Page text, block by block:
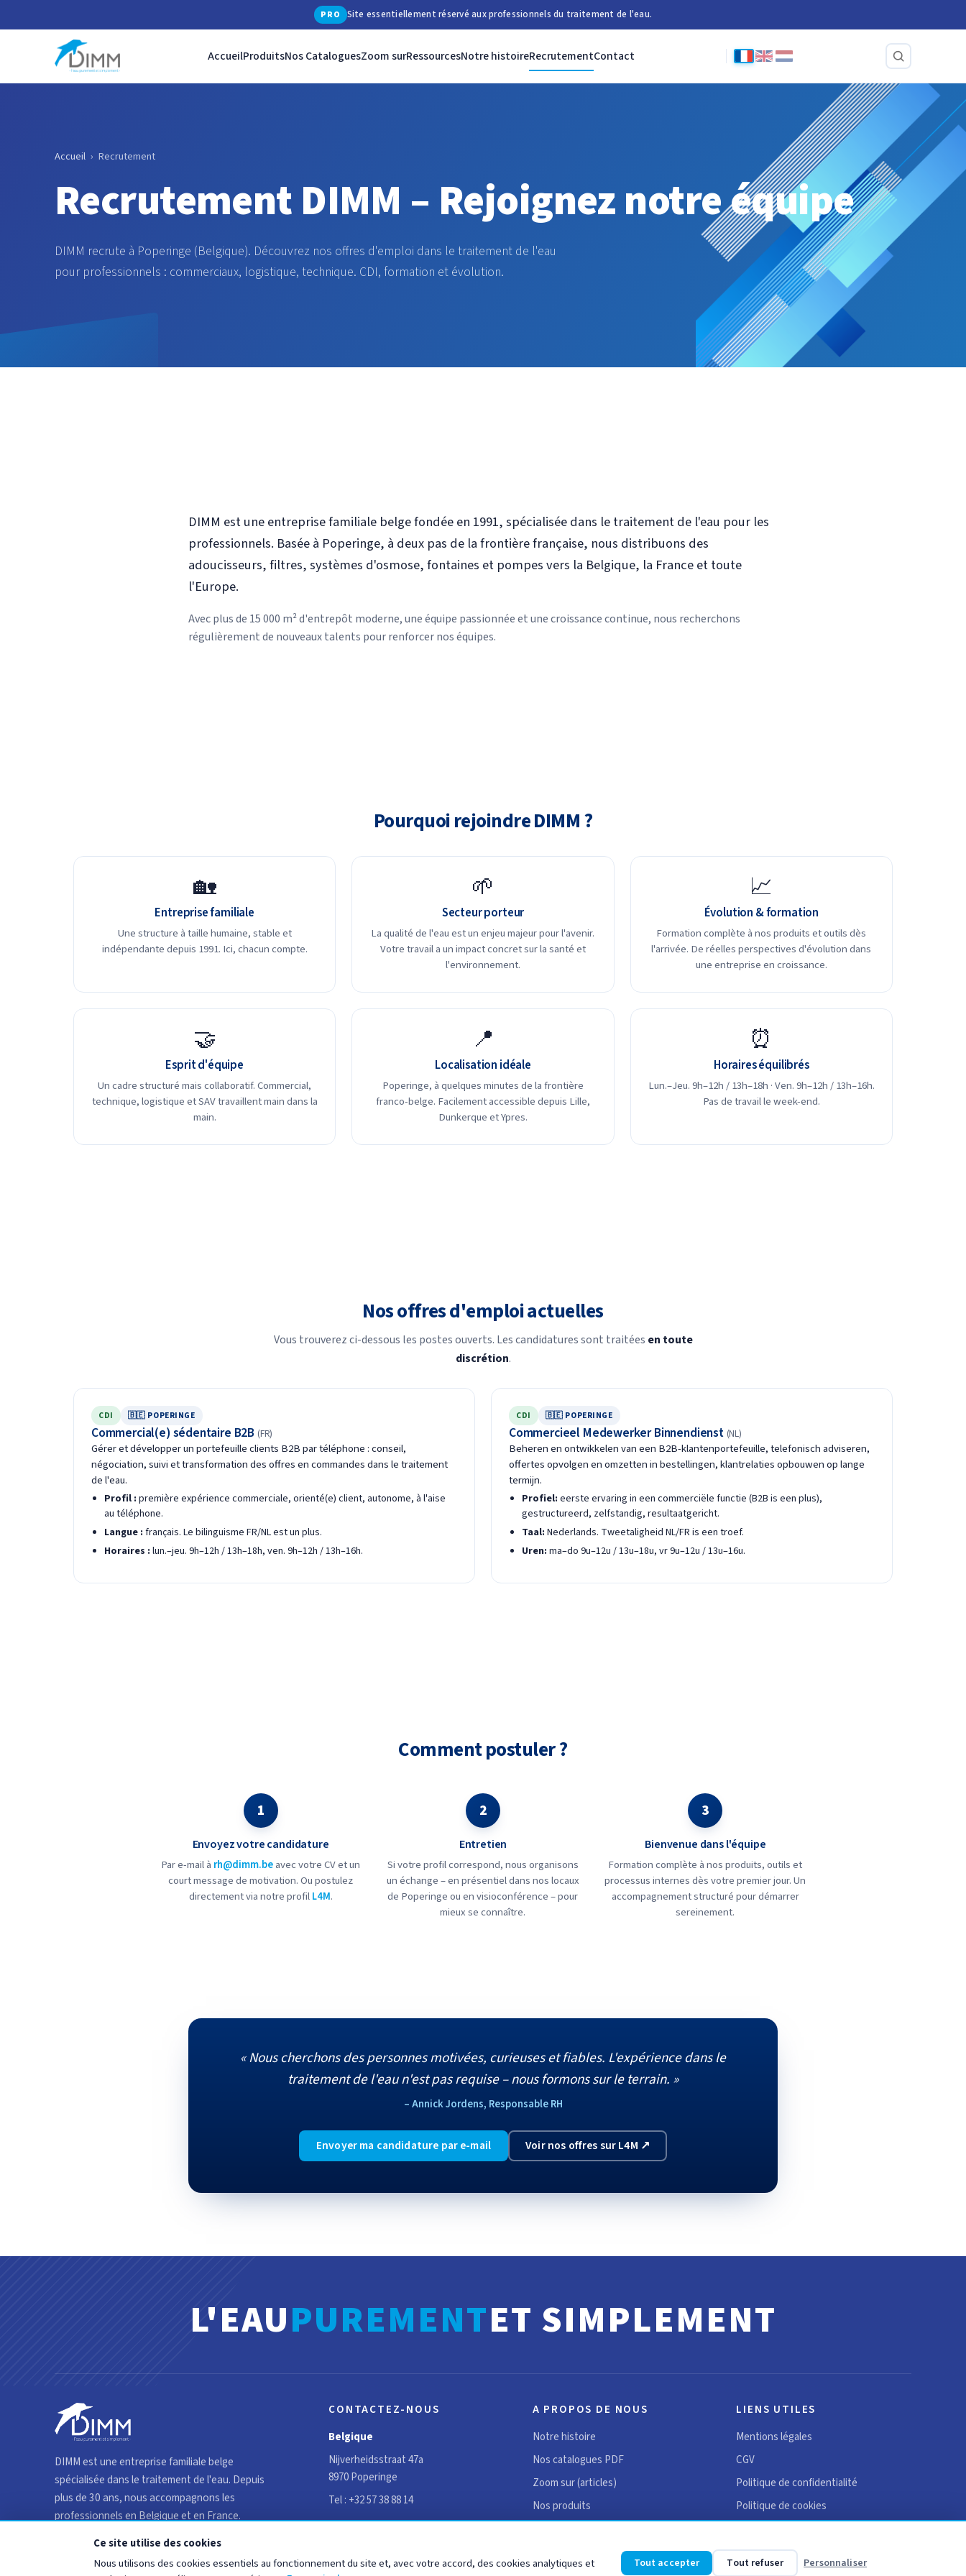
PRO Site essentiellement réservé aux professionnels du traitement de l'eau.
AccueilProduitsNos CataloguesZoom surRessourcesNotre histoireRecrutementContact
Accueil › Recrutement
Recrutement DIMM – Rejoignez notre équipe
DIMM recrute à Poperinge (Belgique). Découvrez nos offres d'emploi dans le traitement de l'eau
pour professionnels : commerciaux, logistique, technique. CDI, formation et évolution.
DIMM est une entreprise familiale belge fondée en 1991, spécialisée dans le traitement de l'eau pour les
professionnels. Basée à Poperinge, à deux pas de la frontière française, nous distribuons des
adoucisseurs, filtres, systèmes d'osmose, fontaines et pompes vers la Belgique, la France et toute
l'Europe.
Avec plus de 15 000 m² d'entrepôt moderne, une équipe passionnée et une croissance continue, nous recherchons
régulièrement de nouveaux talents pour renforcer nos équipes.
Pourquoi rejoindre DIMM ?
🏡
Entreprise familiale
Une structure à taille humaine, stable et
indépendante depuis 1991. Ici, chacun compte.
🌱
Secteur porteur
La qualité de l'eau est un enjeu majeur pour l'avenir.
Votre travail a un impact concret sur la santé et
l'environnement.
📈
Évolution & formation
Formation complète à nos produits et outils dès
l'arrivée. De réelles perspectives d'évolution dans
une entreprise en croissance.
🤝
Esprit d'équipe
Un cadre structuré mais collaboratif. Commercial,
technique, logistique et SAV travaillent main dans la
main.
📍
Localisation idéale
Poperinge, à quelques minutes de la frontière
franco-belge. Facilement accessible depuis Lille,
Dunkerque et Ypres.
⏰
Horaires équilibrés
Lun.–Jeu. 9h–12h / 13h–18h · Ven. 9h–12h / 13h–16h.
Pas de travail le week-end.
Nos offres d'emploi actuelles
Vous trouverez ci-dessous les postes ouverts. Les candidatures sont traitées en toute
discrétion.
CDI 🇧🇪 POPERINGE
Commercial(e) sédentaire B2B (FR)
Gérer et développer un portefeuille clients B2B par téléphone : conseil,
négociation, suivi et transformation des offres en commandes dans le traitement
de l'eau.
Profil : première expérience commerciale, orienté(e) client, autonome, à l'aise
au téléphone.
Langue : français. Le bilinguisme FR/NL est un plus.
Horaires : lun.–jeu. 9h–12h / 13h–18h, ven. 9h–12h / 13h–16h.
CDI 🇧🇪 POPERINGE
Commercieel Medewerker Binnendienst (NL)
Beheren en ontwikkelen van een B2B-klantenportefeuille, telefonisch adviseren,
offertes opvolgen en omzetten in bestellingen, klantrelaties opbouwen op lange
termijn.
Profiel: eerste ervaring in een commerciële functie (B2B is een plus),
gestructureerd, zelfstandig, resultaatgericht.
Taal: Nederlands. Tweetaligheid NL/FR is een troef.
Uren: ma–do 9u–12u / 13u–18u, vr 9u–12u / 13u–16u.
Comment postuler ?
1
Envoyez votre candidature
Par e-mail à rh@dimm.beavec votre CV et un
court message de motivation. Ou postulez
directement via notre profilL4M.
2
Entretien
Si votre profil correspond, nous organisons
un échange – en présentiel dans nos locaux
de Poperinge ou en visioconférence – pour
mieux se connaître.
3
Bienvenue dans l'équipe
Formation complète à nos produits, outils et
processus internes dès votre premier jour. Un
accompagnement structuré pour démarrer
sereinement.
« Nous cherchons des personnes motivées, curieuses et fiables. L'expérience dans le
traitement de l'eau n'est pas requise – nous formons sur le terrain. »
– Annick Jordens, Responsable RH
Envoyer ma candidature par e-mail Voir nos offres sur L4M ↗
L'EAUPUREMENTET SIMPLEMENT
DIMM est une entreprise familiale belge
spécialisée dans le traitement de l'eau. Depuis
plus de 30 ans, nous accompagnons les
professionnels en Belgique et en France.
CONTACTEZ-NOUS
Belgique
Nijverheidsstraat 47a
8970 Poperinge
Tel : +32 57 38 88 14
France
59114 Steenvoorde
A PROPOS DE NOUS
Notre histoire
Nos catalogues PDF
Zoom sur (articles)
Nos produits
LIENS UTILES
Mentions légales
CGV
Politique de confidentialité
Politique de cookies
Ce site utilise des cookies
Nous utilisons des cookies essentiels au fonctionnement du site et, avec votre accord, des cookies analytiques et
Tout accepter Tout refuser Personnaliser